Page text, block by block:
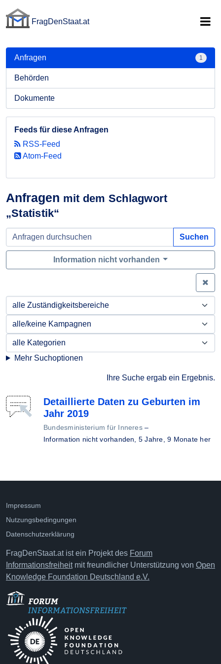
FragDenStaat.at
Anfragen mit dem Schlagwort
„Statistik“
Suchen
Information nicht vorhanden
Mehr Suchoptionen
Ihre Suche ergab ein Ergebnis.
Detaillierte Daten zu Geburten im
Jahr 2019
Bundesministerium für Inneres–
Information nicht vorhanden, 5 Jahre, 9 Monate her
Anfragen 1
Behörden
Dokumente
Feeds für diese Anfragen
RSS-Feed
Atom-Feed
Impressum
Nutzungsbedingungen
Datenschutzerklärung
FragDenStaat.at ist ein Projekt des Forum
Informationsfreiheitmit freundlicher Unterstützung von Open
Knowledge Foundation Deutschland e.V.